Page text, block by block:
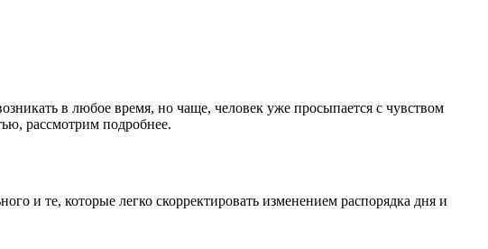
в любое время, но чаще, человек уже просыпается с чувством
рассмотрим подробнее.
и те, которые легко скорректировать изменением распорядка дня и